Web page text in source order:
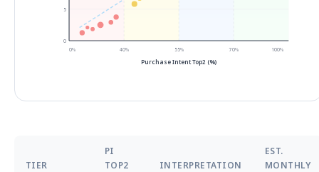
0% 40% 55% 70% 100%
Purchase Intent Top2 (%)
0
5
TIER
PI
TOP2
INTERPRETATION
EST.
MONTHLY